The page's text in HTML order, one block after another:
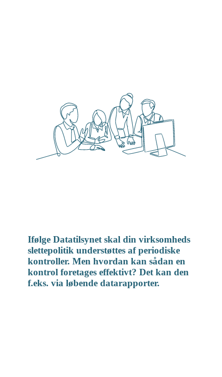
Ifølge Datatilsynet skal din virksomheds
slettepolitik understøttes af periodiske
kontroller. Men hvordan kan sådan en
kontrol foretages effektivt? Det kan den
f.eks. via løbende datarapporter.